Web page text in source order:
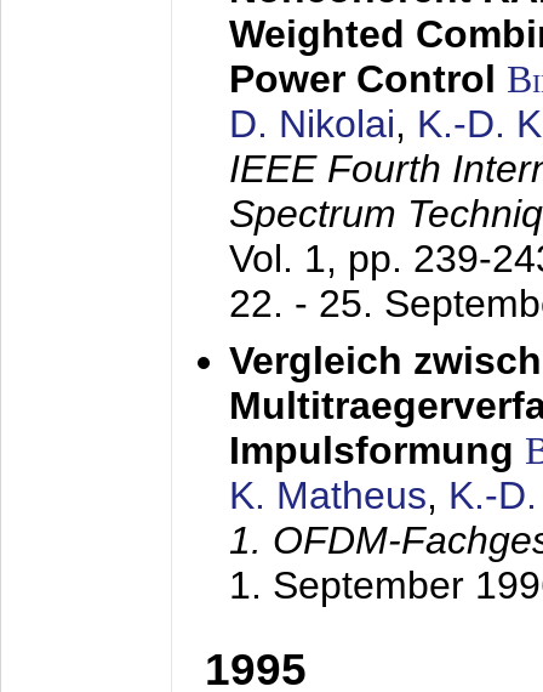
Weighted
Power Control
D. Nikolai, K.-D.
IEEE Fourth
Spectrum
Vol. 1, pp. 239-
22. - 25.
Vergleich
Impulsformung
K. Matheus, K.-
1. OFDM-
1. September
1995